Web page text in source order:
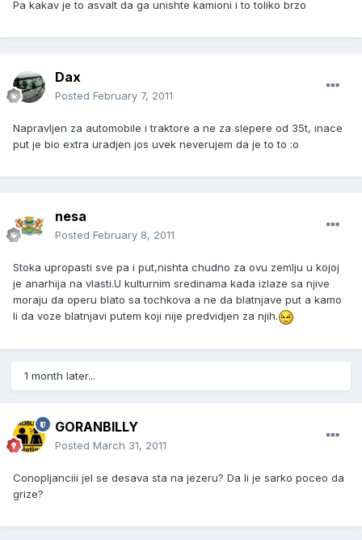
Pa kakav je to asvalt da ga unishte kamioni i to toliko brzo
Dax
Posted February 7, 2011
Napravljen za automobile i traktore a ne za slepere od 35t, inace
put je bio extra uradjen jos uvek neverujem da je to to :o
nesa
Posted February 8, 2011
Stoka upropasti sve pa i put,nishta chudno za ovu zemlju u kojoj
je anarhija na vlasti.U kulturnim sredinama kada izlaze sa njive
moraju da operu blato sa tochkova a ne da blatnjave put a kamo
li da voze blatnjavi putem koji nije predvidjen za njih.
1 month later...
GORANBILLY
Posted March 31, 2011
Conopljanciii jel se desava sta na jezeru? Da li je sarko poceo da
grize?